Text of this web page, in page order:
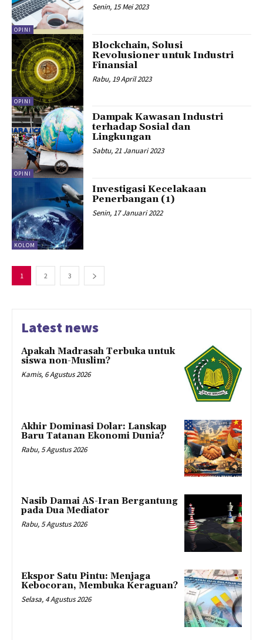
OPINI
Senin, 15 Mei 2023
OPINI
Blockchain, Solusi
Revolusioner untuk Industri
Finansial
Rabu, 19 April 2023
OPINI
Dampak Kawasan Industri
terhadap Sosial dan
Lingkungan
Sabtu, 21 Januari 2023
KOLOM
Investigasi Kecelakaan
Penerbangan (1)
Senin, 17 Januari 2022
1 2 3
Latest news
Apakah Madrasah Terbuka untuk
siswa non-Muslim?
Kamis, 6 Agustus 2026
Akhir Dominasi Dolar: Lanskap
Baru Tatanan Ekonomi Dunia?
Rabu, 5 Agustus 2026
Nasib Damai AS-Iran Bergantung
pada Dua Mediator
Rabu, 5 Agustus 2026
Ekspor Satu Pintu: Menjaga
Kebocoran, Membuka Keraguan?
Selasa, 4 Agustus 2026